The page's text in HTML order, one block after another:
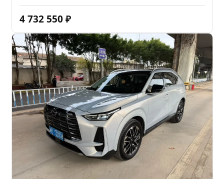
4 732 550 ₽